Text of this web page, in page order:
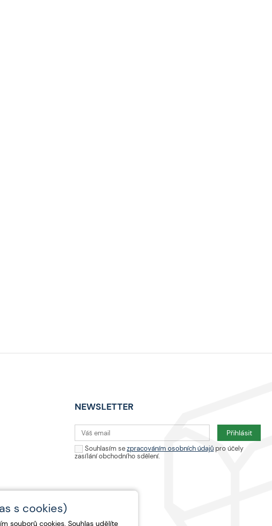
NEWSLETTER
Souhlasím sezpracováním osobních údajů pro účely
zasílání obchodního sdělení.
s cookies)
souborů cookies. Souhlas udělíte